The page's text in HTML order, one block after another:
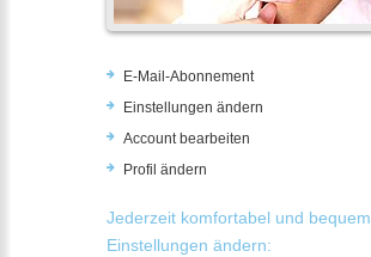
E-Mail-Abonnement
Einstellungen ändern
Account bearbeiten
Profil ändern
Jederzeit komfortabel und
Einstellungen ändern: